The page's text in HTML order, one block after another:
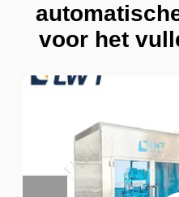
voor het